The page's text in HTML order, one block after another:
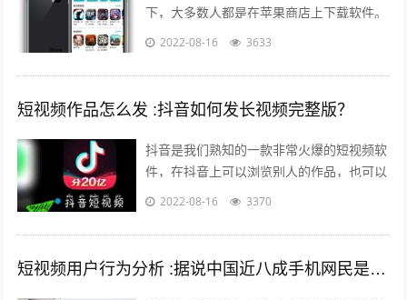
下，大多数人都是在苹果商店上下载软件。
但是还有其他的方法可以让你的手机中安装
2022-08-16 3633
短视频作品怎么发 :抖音如何发长视频完整版？
抖音是我们熟知的一款非常火爆的短视频软
件，在抖音上可以浏览别人的作品，也可以
发布自己的作品，那么自己发布作品的时候
2022-08-16 3370
短视频用户行为分析 :据说中国近八成手机网民是短视频用户，侵权问题如何解决？